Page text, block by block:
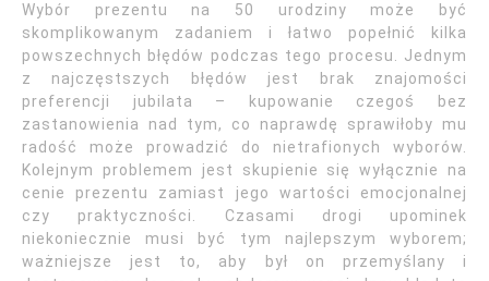
Wybór prezentu na 50 urodziny może być
skomplikowanym zadaniem i łatwo popełnić kilka
powszechnych błędów podczas tego procesu. Jednym
z najczęstszych błędów jest brak znajomości
preferencji jubilata – kupowanie czegoś bez
zastanowienia nad tym, co naprawdę sprawiłoby mu
radość może prowadzić do nietrafionych wyborów.
Kolejnym problemem jest skupienie się wyłącznie na
cenie prezentu zamiast jego wartości emocjonalnej
czy praktyczności. Czasami drogi upominek
niekoniecznie musi być tym najlepszym wyborem;
ważniejsze jest to, aby był on przemyślany i